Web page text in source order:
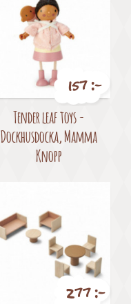
Pris
157 :-
Tender leaf toys -
Dockhusdocka, Mamma
Knopp
277 :-